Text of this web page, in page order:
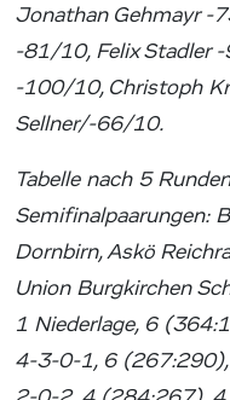
Jonathan Gehmayr -
-81/10, Felix Stadler
-100/10, Christoph
Sellner/-66/10.
Tabelle nach 5
Semifinalpaarungen:
Dornbirn, Askö
Union Burgkirchen
1 Niederlage, 6
4-3-0-1, 6